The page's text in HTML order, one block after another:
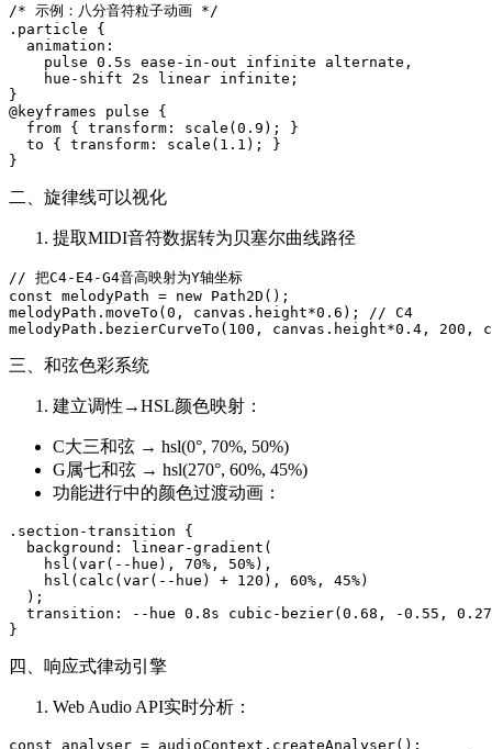
/* 示例：八分音符粒子动画 */
.particle {
  animation:
    pulse 0.5s ease-in-out infinite alternate,
    hue-shift 2s linear infinite;
}
@keyframes pulse {
  from { transform: scale(0.9); }
  to { transform: scale(1.1); }
二、旋律线可以视化
提取MIDI音符数据转为贝塞尔曲线路径
// 把C4-E4-G4音高映射为Y轴坐标
const melodyPath = new Path2D();
melodyPath.moveTo(0, canvas.height*0.6); // C4
三、和弦色彩系统
建立调性→HSL颜色映射：
C大三和弦 → hsl(0°, 70%, 50%)
G属七和弦 → hsl(270°, 60%, 45%)
功能进行中的颜色过渡动画：
.section-transition {
  background: linear-gradient(
    hsl(var(--hue), 70%, 50%),
    hsl(calc(var(--hue) + 120), 60%, 45%)
  );
transition: --hue 0.8s cubic-bezier(0.68, -0.55,
四、响应式律动引擎
Web Audio API实时分析：
const analyser = audioContext.createAnalyser();